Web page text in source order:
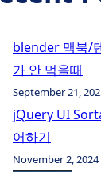
blender 맥북/
가 안 먹을때
September 21,
jQuery UI
어하기
November 2, 2024